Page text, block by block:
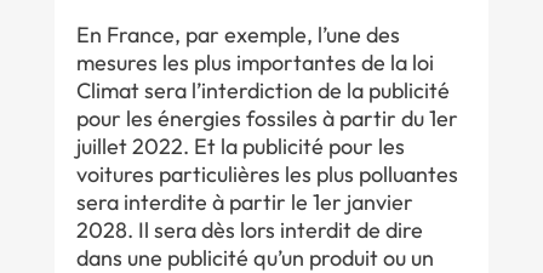
En France, par exemple, l’une des
mesures les plus importantes de la loi
Climat sera l’interdiction de la publicité
pour les énergies fossiles à partir du 1er
juillet 2022. Et la publicité pour les
voitures particulières les plus polluantes
sera interdite à partir le 1er janvier
2028. Il sera dès lors interdit de dire
dans une publicité qu’un produit ou un